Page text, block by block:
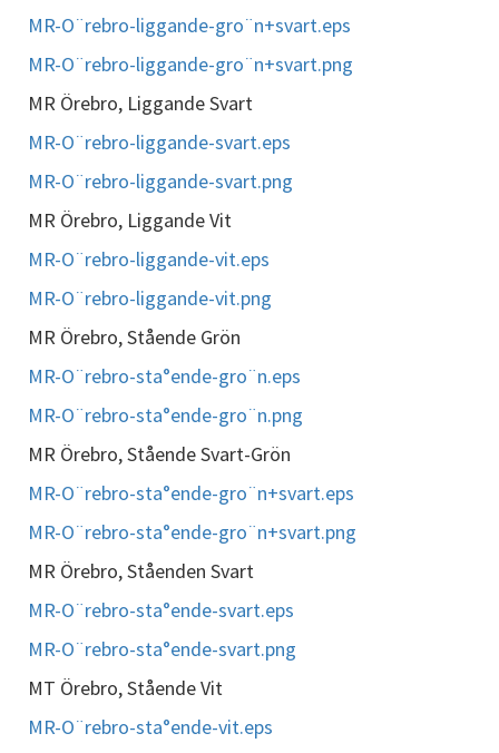
MR-O¨rebro-liggande-gro¨n+svart.eps
MR-O¨rebro-liggande-gro¨n+svart.png
MR Örebro, Liggande Svart
MR-O¨rebro-liggande-svart.eps
MR-O¨rebro-liggande-svart.png
MR Örebro, Liggande Vit
MR-O¨rebro-liggande-vit.eps
MR-O¨rebro-liggande-vit.png
MR Örebro, Stående Grön
MR-O¨rebro-sta°ende-gro¨n.eps
MR-O¨rebro-sta°ende-gro¨n.png
MR Örebro, Stående Svart-Grön
MR-O¨rebro-sta°ende-gro¨n+svart.eps
MR-O¨rebro-sta°ende-gro¨n+svart.png
MR Örebro, Ståenden Svart
MR-O¨rebro-sta°ende-svart.eps
MR-O¨rebro-sta°ende-svart.png
MT Örebro, Stående Vit
MR-O¨rebro-sta°ende-vit.eps